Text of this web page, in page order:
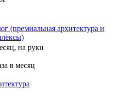
(премиальная архитектура и
на руки
в месяц